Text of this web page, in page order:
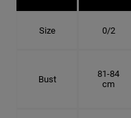
Size 0/2
Bust
81-84
cm